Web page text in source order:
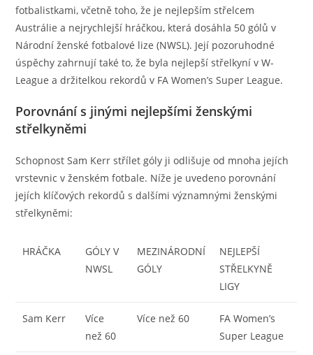
fotbalistkami, včetně toho, že je nejlepším střelcem
Austrálie a nejrychlejší hráčkou, která dosáhla 50 gólů v
Národní ženské fotbalové lize (NWSL). Její pozoruhodné
úspěchy zahrnují také to, že byla nejlepší střelkyní v W-
League a držitelkou rekordů v FA Women’s Super League.
Porovnání s jinými nejlepšími ženskými
střelkyněmi
Schopnost Sam Kerr střílet góly ji odlišuje od mnoha jejích
vrstevnic v ženském fotbale. Níže je uvedeno porovnání
jejích klíčových rekordů s dalšími významnými ženskými
střelkyněmi:
HRÁČKA
GÓLY V
NWSL
MEZINÁRODNÍ
GÓLY
NEJLEPŠÍ
STŘELKYNĚ
LIGY
Sam Kerr
Více
než 60
Více než 60
FA Women’s
Super League